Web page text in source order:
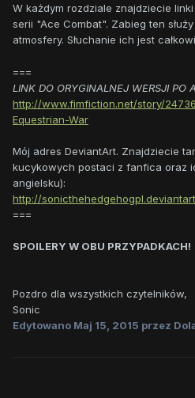
W każdym rozdziale znajdziecie
serii "Ace Combat". Zabieg ten
atmosfery. Słuchanie ich jest
===
LINK DO ORYGINALNEJ WERSJI PO
http://www.fimfiction.net/story/
Equestrian-War
Mój adres DeviantArt. Znajdziecie
kucykowych postaci z fanfica oraz
angielsku):
http://
===
SPOILERY W OBU PRZYPADKACH!
Pozdro dla wszystkich czytelników,
Sonic
Edytowano Maj 15, 2015 przez